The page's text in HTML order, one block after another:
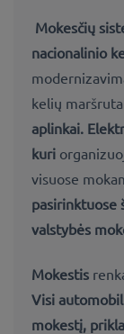
Mokesčių
nacionalinio
kelių
aplinkai.
kuri
visuose
pasirinktuose
valstybės
Mokestis
Visi
mokestį,